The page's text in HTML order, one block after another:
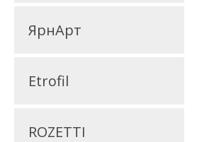
ЯрнАрт
Etrofil
ROZETTI